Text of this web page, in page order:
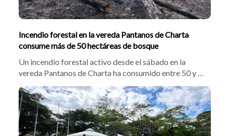
Incendio forestal en la vereda Pantanos de Charta
consume más de 50 hectáreas de bosque
Un incendio forestal activo desde el sábado en la
vereda Pantanos de Charta ha consumido entre 50 y 60
hectáreas. Bomberos de Charta, Matanza, Tona y
Bucaramanga trabajan en el sitio, mientras la Oficina
de Gestión del Riesgo solicitó apoyo aéreo con Bambi
Bucket para frenar las llamas que amenazan fuentes
hídricas estratégicas.